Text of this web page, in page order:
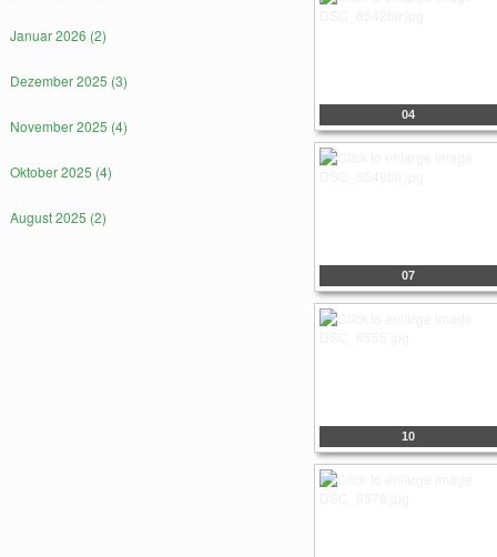
04
07
10
Januar 2026 (2)
Dezember 2025 (3)
November 2025 (4)
Oktober 2025 (4)
August 2025 (2)